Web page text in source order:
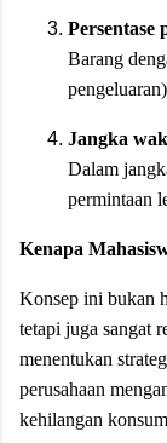
Persentase
Barang
Jangka
Dalam
permintaan
Kenapa
Konsep ini bukan
tetapi juga sangat
menentukan
perusahaan
kehilangan